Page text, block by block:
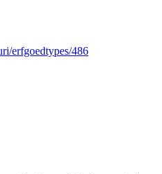
erfgoedtypes/486